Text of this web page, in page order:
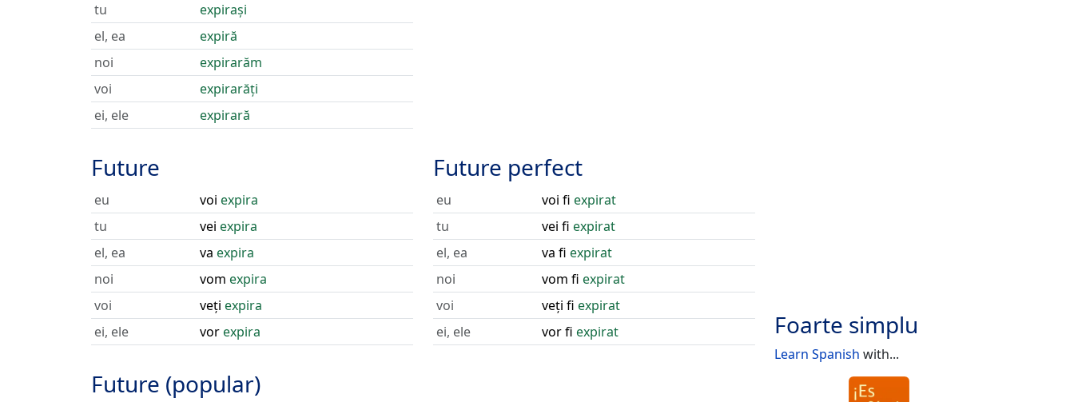
tu
expirași
el, ea
expiră
noi
expirarăm
voi
expirarăți
ei, ele
expirară
Future
eu voi expira
tu
vei expira
el, ea
va expira
noi
vom expira
voi
veți expira
ei, ele
vorexpira
Future (popular)
Future perfect
eu voi fi expirat
tu
vei fi expirat
el, ea
va fi expirat
noi
vom fi expirat
voi
veți fi expirat
ei, ele
vor fi expirat Foarte simplu
Learn Spanish with...